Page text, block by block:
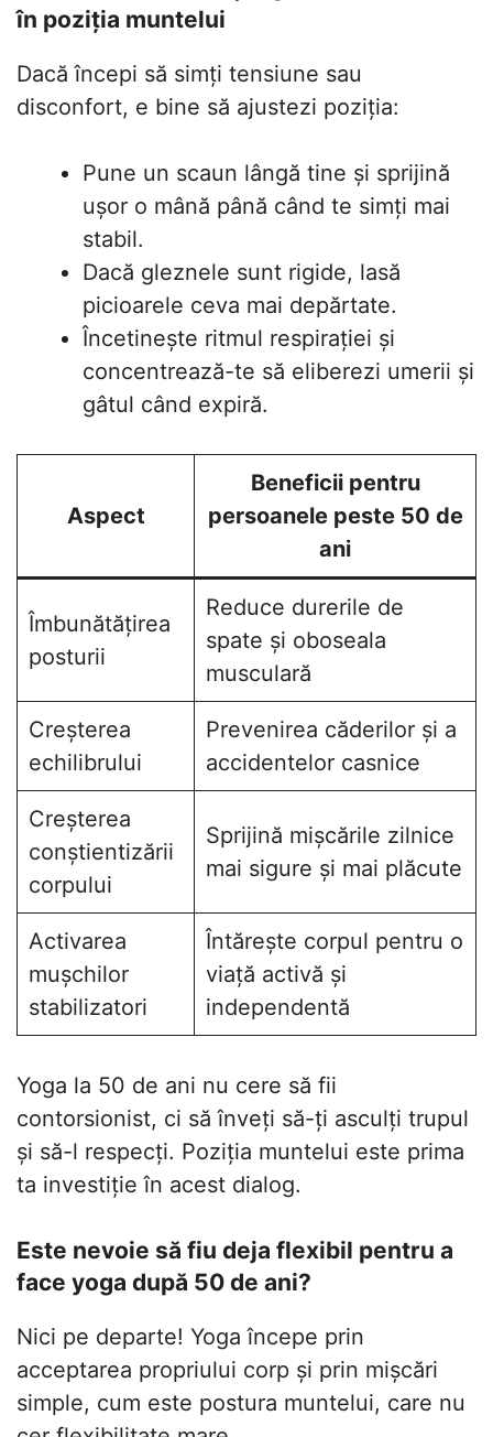
în poziția muntelui
Dacă începi să simți tensiune sau
disconfort, e bine să ajustezi poziția:
Pune un scaun lângă tine și sprijină
ușor o mână până când te simți mai
stabil.
Dacă gleznele sunt rigide, lasă
picioarele ceva mai depărtate.
Încetinește ritmul respirației și
concentrează-te să eliberezi umerii și
gâtul când expiră.
Aspect
Beneficii pentru
persoanele peste 50 de
ani
Îmbunătățirea
posturii
Reduce durerile de
spate și oboseala
musculară
Creșterea
echilibrului
Prevenirea căderilor și a
accidentelor casnice
Creșterea
conștientizării
corpului
Sprijină mișcările zilnice
mai sigure și mai plăcute
Activarea
mușchilor
stabilizatori
Întărește corpul pentru o
viață activă și
independentă
Yoga la 50 de ani nu cere să fii
contorsionist, ci să înveți să-ți asculți trupul
și să-l respecți. Poziția muntelui este prima
ta investiție în acest dialog.
Este nevoie să fiu deja flexibil pentru a
face yoga după 50 de ani?
Nici pe departe! Yoga începe prin
acceptarea propriului corp și prin mișcări
simple, cum este postura muntelui, care nu